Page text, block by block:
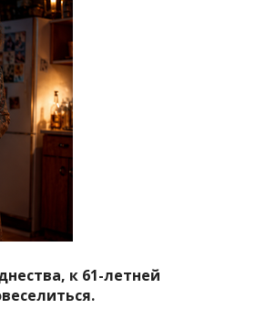
к 61-летней